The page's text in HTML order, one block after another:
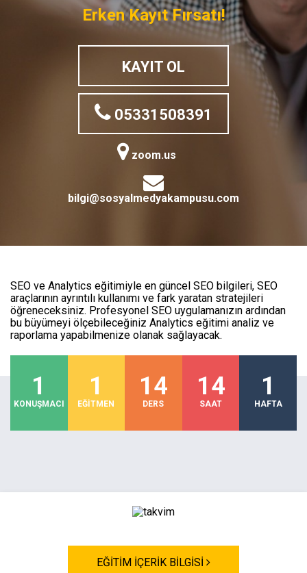
Erken Kayıt Fırsatı!
KAYIT OL
05331508391
zoom.us
bilgi@sosyalmedyakampusu.com
SEO ve Analytics eğitimiyle en güncel SEO bilgileri, SEO
araçlarının ayrıntılı kullanımı ve fark yaratan stratejileri
öğreneceksiniz. Profesyonel SEO uygulamanızın ardından
bu büyümeyi ölçebileceğiniz Analytics eğitimi analiz ve
raporlama yapabilmenize olanak sağlayacak.
1
KONUŞMACI
1
EĞİTMEN
14
DERS
14
SAAT
1
HAFTA
EĞİTİM İÇERİK BİLGİSİ